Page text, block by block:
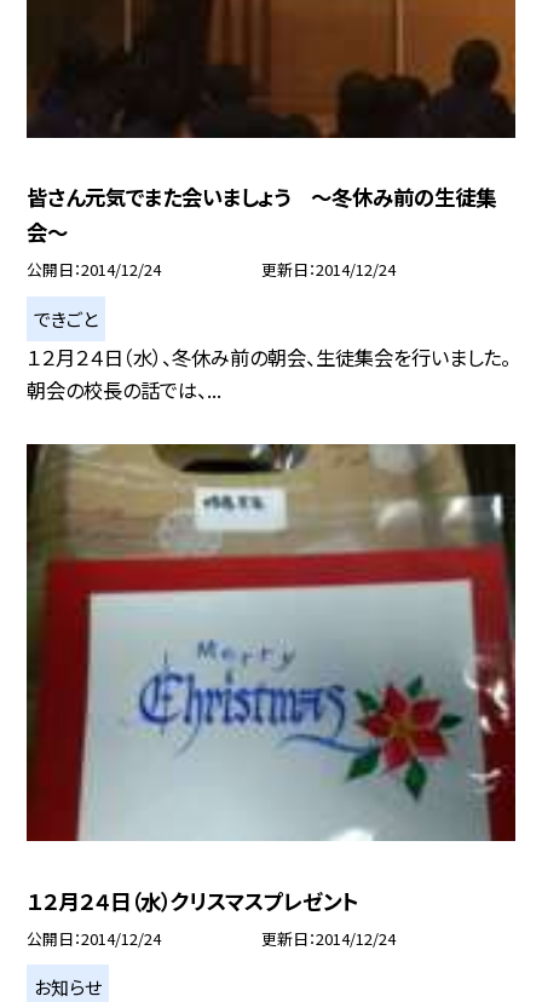
皆さん元気でまた会いましょう 〜冬休み前の生徒集
会〜
公開日 2014/12/24 更新日 2014/12/24
できごと
１２月２４日（水）、冬休み前の朝会、生徒集会を行いました。
朝会の校長の話では、...
１２月２４日（水）クリスマスプレゼント
公開日 2014/12/24 更新日 2014/12/24
お知らせ